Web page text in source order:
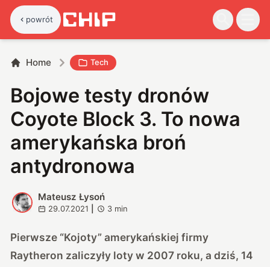
powrót
Home Tech
Bojowe testy dronów
Coyote Block 3. To nowa
amerykańska broń
antydronowa
M
Mateusz Łysoń
29.07.2021 3 min
Pierwsze “Kojoty” amerykańskiej firmy
Raytheron zaliczyły loty w 2007 roku, a dziś, 14